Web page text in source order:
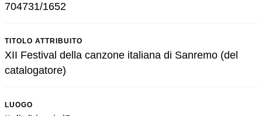
704731/1652
TITOLO ATTRIBUITO
XII Festival della canzone italiana di Sanremo (del
catalogatore)
LUOGO